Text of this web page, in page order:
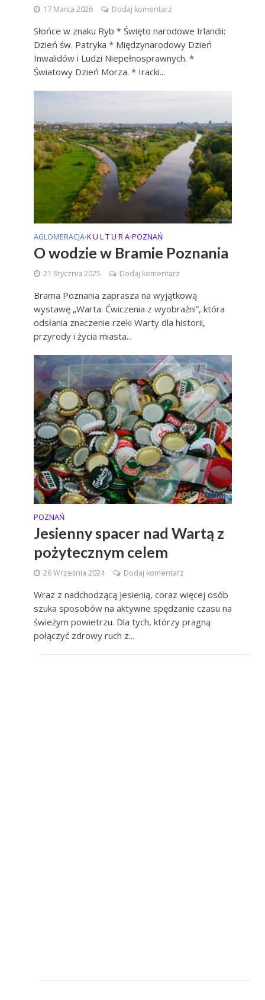
17 Marca 2026 Dodaj komentarz
Słońce w znaku Ryb * Święto narodowe Irlandii:
Dzień św. Patryka * Międzynarodowy Dzień
Inwalidów i Ludzi Niepełnosprawnych. *
Światowy Dzień Morza. * Iracki...
AGLOMERACJA•K U L T U R A•POZNAŃ
O wodzie w Bramie Poznania
21 Stycznia 2025 Dodaj komentarz
Brama Poznania zaprasza na wyjątkową
wystawę „Warta. Ćwiczenia z wyobraźni”, która
odsłania znaczenie rzeki Warty dla historii,
przyrody i życia miasta...
POZNAŃ
Jesienny spacer nad Wartą z
pożytecznym celem
26 Września 2024 Dodaj komentarz
Wraz z nadchodzącą jesienią, coraz więcej osób
szuka sposobów na aktywne spędzanie czasu na
świeżym powietrzu. Dla tych, którzy pragną
połączyć zdrowy ruch z...